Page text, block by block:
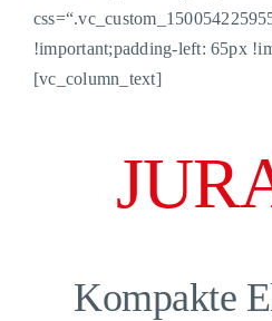
!important;padding-left: 65px
[vc_column_text]
Kompakte